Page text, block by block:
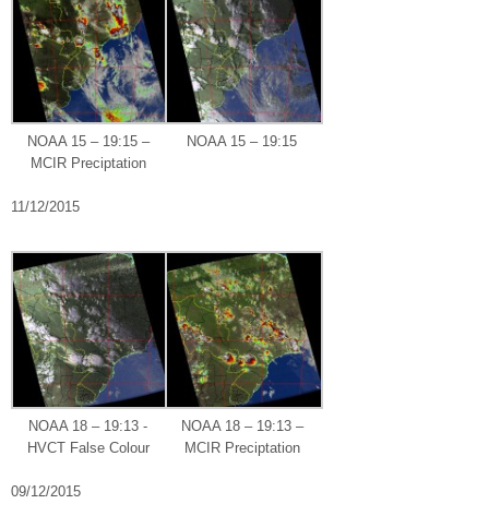
NOAA 15 – 19:15 –
MCIR Preciptation
NOAA 15 – 19:15
11/12/2015
NOAA 18 – 19:13 -
HVCT False Colour
NOAA 18 – 19:13 –
MCIR Preciptation
09/12/2015